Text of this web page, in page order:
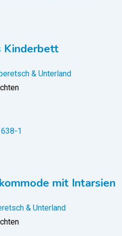
Kinderbett
& Unterland
mit Intarsien
& Unterland